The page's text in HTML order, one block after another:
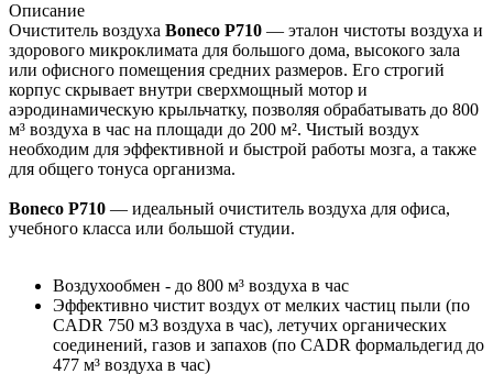
Описание
Очиститель воздуха Boneco P710 — эталон чистоты воздуха и
здорового микроклимата для большого дома, высокого зала
или офисного помещения средних размеров. Его строгий
корпус скрывает внутри сверхмощный мотор и
аэродинамическую крыльчатку, позволяя обрабатывать до 800
м³ воздуха в час на площади до 200 м². Чистый воздух
необходим для эффективной и быстрой работы мозга, а также
для общего тонуса организма.
Boneco P710 — идеальный очиститель воздуха для офиса,
учебного класса или большой студии.
Воздухообмен - до 800 м³ воздуха в час
Эффективно чистит воздух от мелких частиц пыли (по
CADR 750 м3 воздуха в час), летучих органических
соединений, газов и запахов (по CADR формальдегид до
477 м³ воздуха в час)